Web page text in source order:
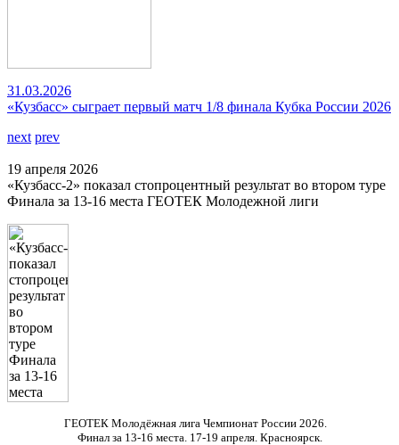
31.03.2026
«Кузбасс» сыграет первый матч 1/8 финала Кубка России 2026
next prev
19 апреля 2026
«Кузбасс-2» показал стопроцентный результат во втором туре
Финала за 13-16 места ГЕОТЕК Молодежной лиги
ГЕОТЕК Молодёжная лига Чемпионат России 2026.
Финал за 13-16 места. 17-19 апреля. Красноярск.